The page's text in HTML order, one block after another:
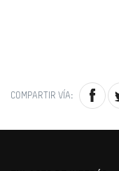
COMPARTIR VÍA: